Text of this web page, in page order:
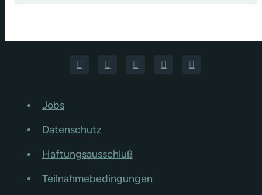
Jobs
Datenschutz
Haftungsausschluß
Teilnahmebedingungen